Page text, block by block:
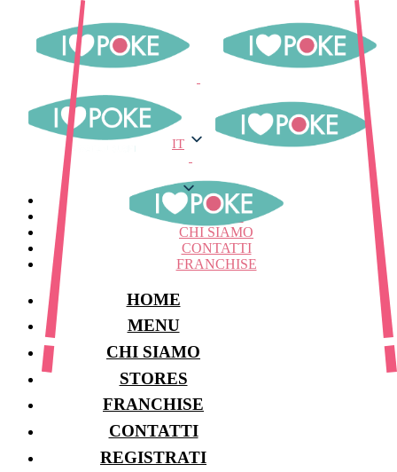
IT
MENU
STORES
CHI SIAMO
CONTATTI
FRANCHISE
HOME
MENU
CHI SIAMO
STORES
FRANCHISE
CONTATTI
REGISTRATI